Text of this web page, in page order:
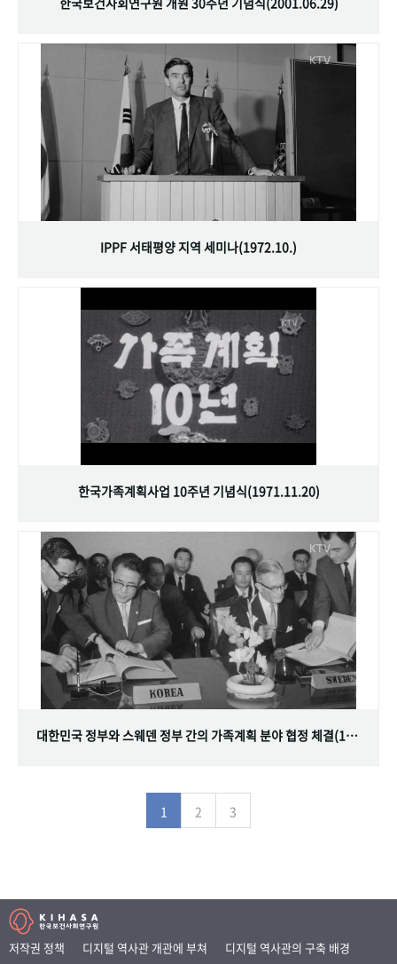
IPPF 서태평양 지역 세미나(1972.10.)
한국가족계획사업 10주년 기념식(1971.11.20)
대한민국 정부와 스웨덴 정부 간의 가족계획 분야 협정 체결(1968.07.12)
1 2 3
저작권 정책 디지털 역사관 개관에 부쳐
디지털 역사관의 구축 배경